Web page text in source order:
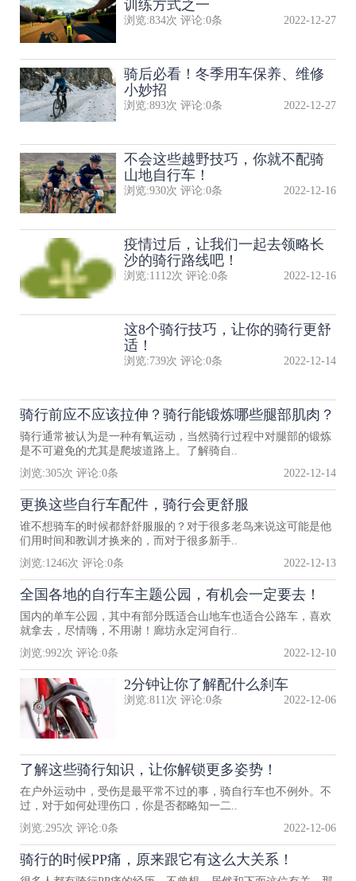
训练方式之一
浏览:834次 评论:0条 2022-12-27
骑后必看！冬季用车保养、维修
小妙招
浏览:893次 评论:0条 2022-12-27
不会这些越野技巧，你就不配骑
山地自行车！
浏览:930次 评论:0条 2022-12-16
疫情过后，让我们一起去领略长
沙的骑行路线吧！
浏览:1112次 评论:0条 2022-12-16
这8个骑行技巧，让你的骑行更舒
适！
浏览:739次 评论:0条 2022-12-14
骑行前应不应该拉伸？骑行能锻炼哪些腿部肌肉？
骑行通常被认为是一种有氧运动，当然骑行过程中对腿部的锻炼
是不可避免的尤其是爬坡道路上。了解骑自..
浏览:305次 评论:0条 2022-12-14
更换这些自行车配件，骑行会更舒服
谁不想骑车的时候都舒舒服服的？对于很多老鸟来说这可能是他
们用时间和教训才换来的，而对于很多新手..
浏览:1246次 评论:0条 2022-12-13
全国各地的自行车主题公园，有机会一定要去！
国内的单车公园，其中有部分既适合山地车也适合公路车，喜欢
就拿去，尽情嗨，不用谢！廊坊永定河自行..
浏览:992次 评论:0条 2022-12-10
2分钟让你了解配什么刹车
浏览:811次 评论:0条 2022-12-06
了解这些骑行知识，让你解锁更多姿势！
在户外运动中，受伤是最平常不过的事，骑自行车也不例外。不
过，对于如何处理伤口，你是否都略知一二..
浏览:295次 评论:0条 2022-12-06
骑行的时候PP痛，原来跟它有这么大关系！